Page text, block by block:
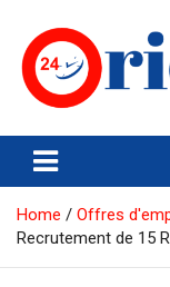
content
Emploi et
Home
Offres
Recrutement de 15